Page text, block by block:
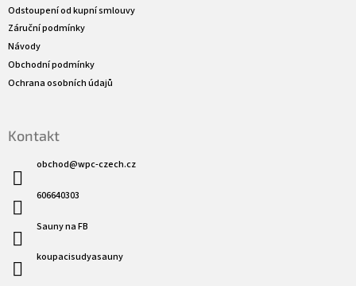
Odstoupení od kupní smlouvy
Záruční podmínky
Návody
Obchodní podmínky
Ochrana osobních údajů
Kontakt
obchod@wpc-czech.cz
606640303
Sauny na FB
koupacisudyasauny